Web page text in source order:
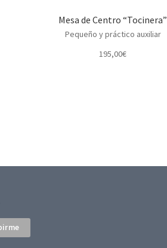
Mesa de Centro “Tocinera”
Pequeño y práctico auxiliar
195,00€